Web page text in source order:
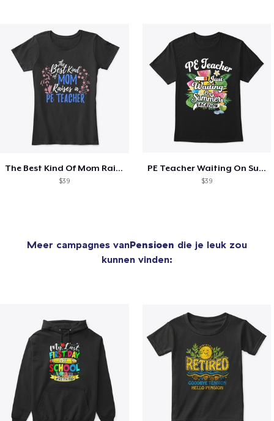
The Best Kind Of Mom Raises A PE Teacher
$39
PE Teacher Waiting On Summer Vacation
$39
Meer campagnes vanPensioen die je leuk zou
kunnen vinden: